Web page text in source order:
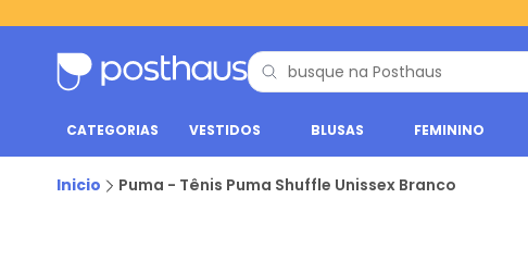
CATEGORIAS VESTIDOS BLUSAS FEMININO
Inicio Puma - Tênis Puma Shuffle Unissex Branco